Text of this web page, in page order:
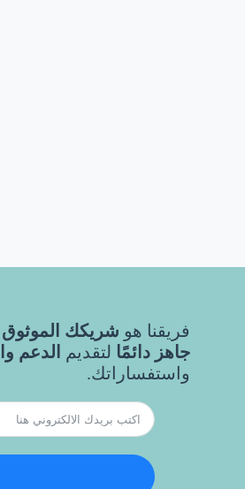
فريقنا هو شريكك الموثوق
جاهز دائمًا لتقديم الدعم
واستفساراتك.